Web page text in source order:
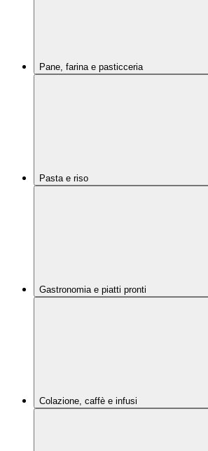
Pane, farina e pasticceria
Pasta e riso
Gastronomia e piatti pronti
Colazione, caffè e infusi